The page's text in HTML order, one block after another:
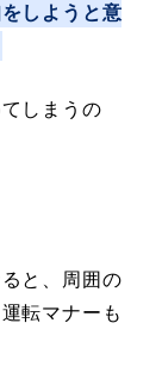
しようと意
しまうの
と、周囲の
転マナーも